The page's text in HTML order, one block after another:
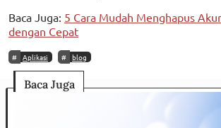
Baca Juga: 5 Cara Mudah Menghapus
dengan Cepat
Aplikasi blog
Baca Juga